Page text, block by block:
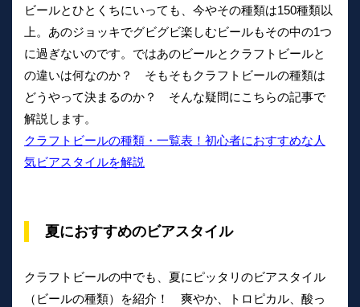
ビールとひとくちにいっても、今やその種類は150種類以
上。あのジョッキでグビグビ楽しむビールもその中の1つ
に過ぎないのです。ではあのビールとクラフトビールと
の違いは何なのか？ そもそもクラフトビールの種類は
どうやって決まるのか？ そんな疑問にこちらの記事で
解説します。
クラフトビールの種類・一覧表！初心者におすすめな人
気ビアスタイルを解説
夏におすすめのビアスタイル
クラフトビールの中でも、夏にピッタリのビアスタイル
（ビールの種類）を紹介！ 爽やか、トロピカル、酸っ